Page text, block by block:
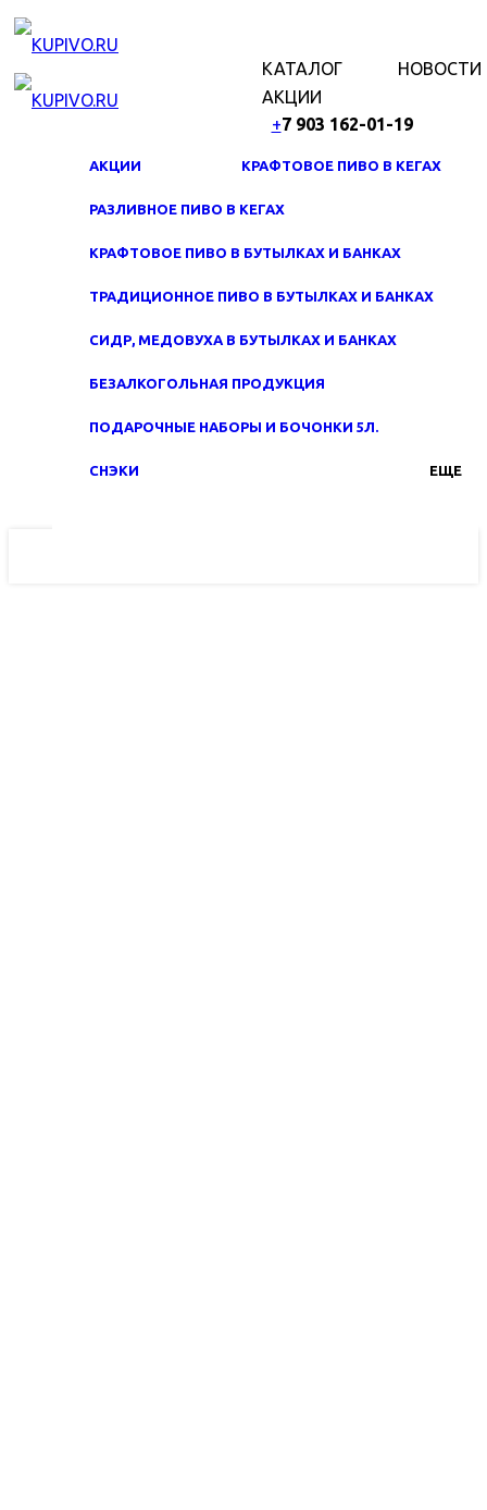
КАТАЛОГ
НОВОСТИ
АКЦИИ
+7 903 162-01-19
АКЦИИ КРАФТОВОЕ ПИВО В КЕГАХ
РАЗЛИВНОЕ ПИВО В КЕГАХ
КРАФТОВОЕ ПИВО В БУТЫЛКАХ И БАНКАХ
ТРАДИЦИОННОЕ ПИВО В БУТЫЛКАХ И БАНКАХ
СИДР, МЕДОВУХА В БУТЫЛКАХ И БАНКАХ
БЕЗАЛКОГОЛЬНАЯ ПРОДУКЦИЯ
ПОДАРОЧНЫЕ НАБОРЫ И БОЧОНКИ 5Л.
СНЭКИ ЕЩЕ